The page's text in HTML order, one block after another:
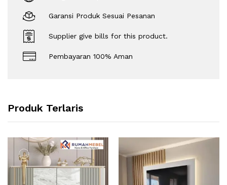
Garansi Produk Sesuai Pesanan
Supplier give bills for this product.
Pembayaran 100% Aman
Produk Terlaris